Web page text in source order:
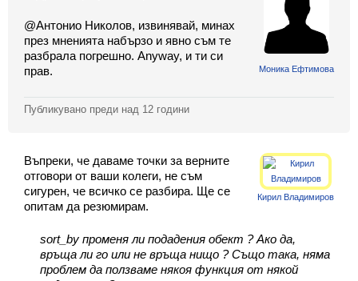
Моника Ефтимова
@Антонио Николов, извинявай, минах
през мненията набързо и явно съм те
разбрала погрешно. Anyway, и ти си
прав.
Публикувано преди над 12 години
Кирил Владимиров
Въпреки, че даваме точки за верните
отговори от ваши колеги, не съм
сигурен, че всичко се разбира. Ще се
опитам да резюмирам.
sort_by променя ли подадения обект ? Ако да,
връща ли го или не връща нищо ? Също така, няма
проблем да ползваме някоя функция от някой